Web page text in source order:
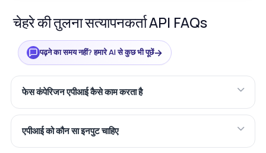
चेहरे की तुलना सत्यापनकर्ता API FAQs
पढ़ने का समय नहीं? हमारे AI से कुछ भी पूछें→
फेस कंपेरिजन एपीआई कैसे काम करता है
एपीआई को कौन सा इनपुट चाहिए